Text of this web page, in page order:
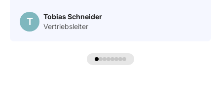
T
Tobias Schneider
Vertriebsleiter